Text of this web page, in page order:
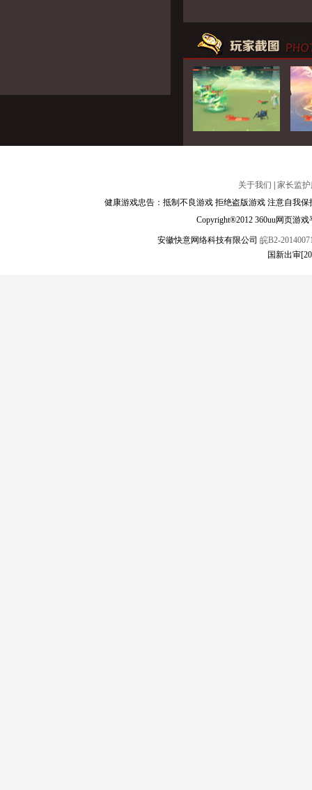
关于我们
家长监
健康游戏忠告：抵制不良游戏 拒绝盗版游戏 注意自我
Copyright®2012 360uu网页游
安徽快意网络科技有限公司 皖B2-
国新出审